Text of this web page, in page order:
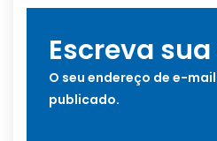
Escreva
O seu endereço de e-
publicado.